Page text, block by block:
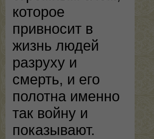
которое
привносит в
жизнь людей
разруху и
смерть, и его
полотна именно
так войну и
показывают.